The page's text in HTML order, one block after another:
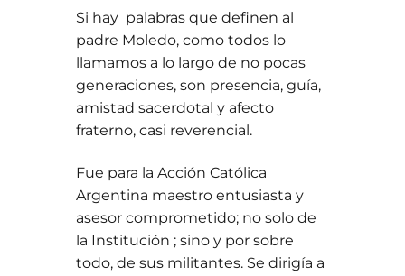
Si hay palabras que definen al
padre Moledo, como todos lo
llamamos a lo largo de no pocas
generaciones, son presencia, guía,
amistad sacerdotal y afecto
fraterno, casi reverencial.
Fue para la Acción Católica
Argentina maestro entusiasta y
asesor comprometido; no solo de
la Institución ; sino y por sobre
todo, de sus militantes. Se dirigía a